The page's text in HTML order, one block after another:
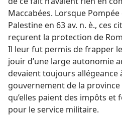
Maccabées. Lorsque
Palestine en 63 av. n. è., ces
reçurent la protection de
Il leur fut permis de frapper
jouir d’une large autonomie
devaient toujours allégeance
gouvernement de la
qu’elles paient des impôts
pour le service militaire.